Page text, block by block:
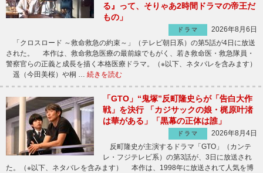
る』って、そりゃあ2時間ドラマの帝王だ
もの」
ドラマ
2026年8月6日
「クロスロード ～救命救急の約束～」（テレビ朝日系）の第5話が4日に放送
された。 本作は、救命救急医療の最前線でもがく、若き救命医・救急隊員・
警察官らの正義と成長を描く本格医療ドラマ。（※以下、ネタバレを含みます）
遥（今田美桜）や桐 … 続きを読む
「GTO」“鬼塚”反町隆史らが「告白大作
戦」を決行 「カジサックの娘・梶原叶渚
は華がある」「黒幕の正体は誰」
ドラマ
2026年8月4日
反町隆史が主演するドラマ「GTO」（カンテ
レ・フジテレビ系）の第3話が、3日に放送され
た。（※以下、ネタバレを含みます） 本作は、1998年に放送されて人気を博